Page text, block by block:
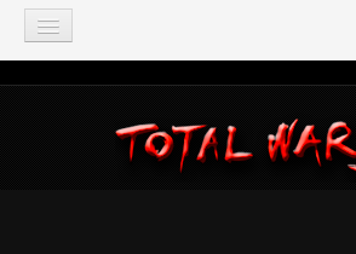
TOTAL WAR
Total War: Three Kingdoms
Total War: Warhammer